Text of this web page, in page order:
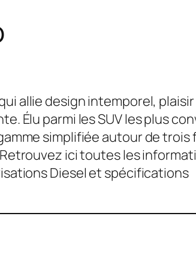
allie design intemporel,
Élu parmi les SUV les plus
simplifiée autour de
ici toutes les
Diesel et spécifications